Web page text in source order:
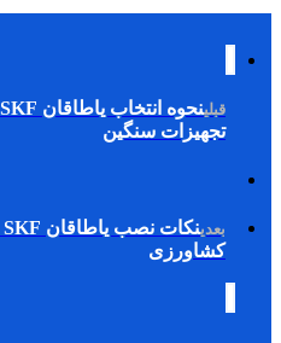
قبلی
تجهیزات سنگین
بعدی
کشاورزی